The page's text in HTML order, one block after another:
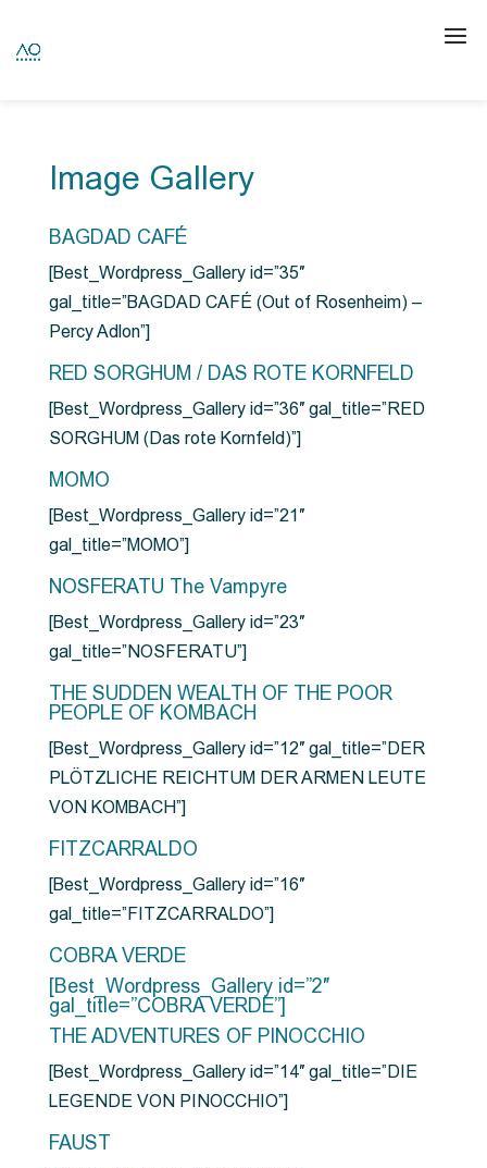
Image Gallery
BAGDAD CAFÉ
[Best_Wordpress_Gallery id=”35″
gal_title=”BAGDAD CAFÉ (Out of Rosenheim) –
Percy Adlon”]
RED SORGHUM / DAS ROTE KORNFELD
[Best_Wordpress_Gallery id=”36″ gal_title=”RED
SORGHUM (Das rote Kornfeld)”]
MOMO
[Best_Wordpress_Gallery id=”21″
gal_title=”MOMO”]
NOSFERATU The Vampyre
[Best_Wordpress_Gallery id=”23″
gal_title=”NOSFERATU”]
THE SUDDEN WEALTH OF THE POOR
PEOPLE OF KOMBACH
[Best_Wordpress_Gallery id=”12″ gal_title=”DER
PLÖTZLICHE REICHTUM DER ARMEN LEUTE
VON KOMBACH”]
FITZCARRALDO
[Best_Wordpress_Gallery id=”16″
gal_title=”FITZCARRALDO”]
COBRA VERDE
[Best_Wordpress_Gallery id=”2″
gal_title=”COBRA VERDE”]
THE ADVENTURES OF PINOCCHIO
[Best_Wordpress_Gallery id=”14″ gal_title=”DIE
LEGENDE VON PINOCCHIO”]
FAUST